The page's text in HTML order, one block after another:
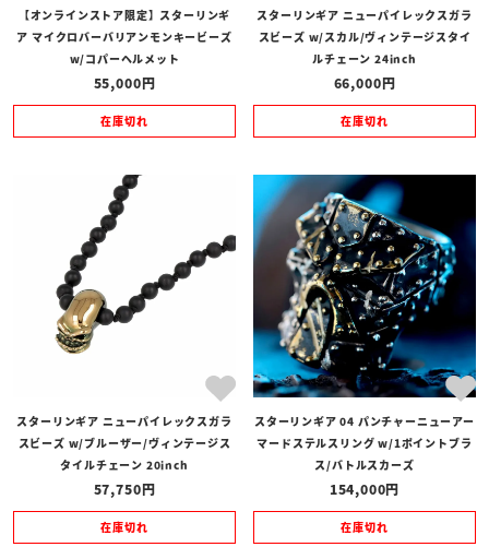
【オンラインストア限定】スターリンギ
ア マイクロバーバリアンモンキービーズ
w/コパーヘルメット
55,000
在庫切れ
スターリンギア ニューパイレックスガラ
スビーズ w/スカル/ヴィンテージスタイ
ルチェーン 24inch
66,000
在庫切れ
スターリンギア ニューパイレックスガラ
スビーズ w/ブルーザー/ヴィンテージス
タイルチェーン 20inch
57,750
在庫切れ
スターリンギア 04 パンチャーニューアー
マードステルスリング w/1ポイントブラ
ス/バトルスカーズ
154,000
在庫切れ